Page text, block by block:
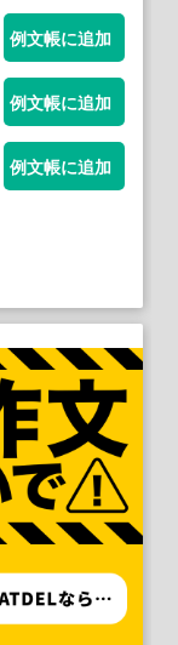
例文帳に追加
例文帳に追加
例文帳に追加